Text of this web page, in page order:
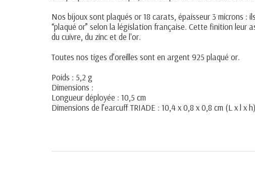
Nos bijoux sont plaqués or 18 carats, épaisseur 3 microns :
“plaqué or” selon la législation française. Cette finition leur
du cuivre, du zinc et de l'or.
Toutes nos tiges d’oreilles sont en argent 925 plaqué or.
Poids : 5,2 g
Dimensions :
Longueur déployée : 10,5 cm
Dimensions de l’earcuff TRIADE : 10,4 x 0,8 x 0,8 cm (L x l